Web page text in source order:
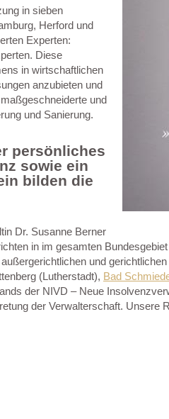
in sieben
Herford und
Experten:
Diese
in wirtschaftlichen
anzubieten und
und
und Sanierung.
persönliches
sowie ein
bilden die
Dr. Susanne Berner
in im gesamten
und
(Lutherstadt), Bad
der NIVD – Neue
der Verwalterschaft.